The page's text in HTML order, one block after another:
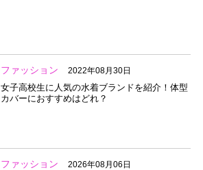
ファッション 2022年08月30日
女子高校生に人気の水着ブランドを紹介！体型
カバーにおすすめはどれ？
ファッション 2026年08月06日